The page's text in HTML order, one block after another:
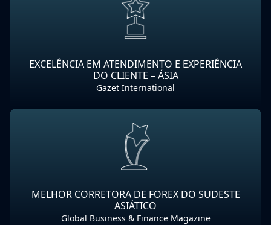
EXCELÊNCIA EM ATENDIMENTO E EXPERIÊNCIA
DO CLIENTE – ÁSIA
Gazet International
MELHOR CORRETORA DE FOREX DO SUDESTE
ASIÁTICO
Global Business & Finance Magazine